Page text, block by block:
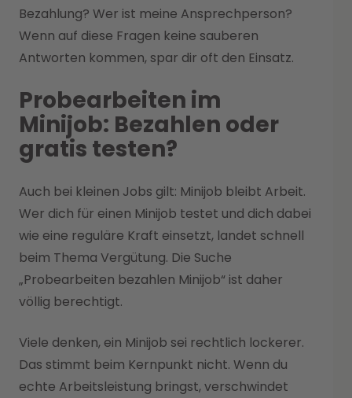
Bezahlung? Wer ist meine Ansprechperson?
Wenn auf diese Fragen keine sauberen
Antworten kommen, spar dir oft den Einsatz.
Probearbeiten im
Minijob: Bezahlen oder
gratis testen?
Auch bei kleinen Jobs gilt: Minijob bleibt Arbeit.
Wer dich für einen Minijob testet und dich dabei
wie eine reguläre Kraft einsetzt, landet schnell
beim Thema Vergütung. Die Suche
„Probearbeiten bezahlen Minijob“ ist daher
völlig berechtigt.
Viele denken, ein Minijob sei rechtlich lockerer.
Das stimmt beim Kernpunkt nicht. Wenn du
echte Arbeitsleistung bringst, verschwindet